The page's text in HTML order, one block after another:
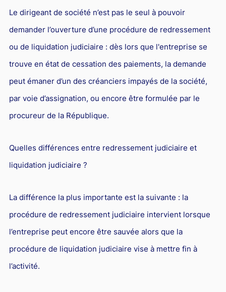
Droit bancaire
Droit du sport
Le dirigeant de société n’est pas le seul à pouvoir
demander l’ouverture d’une procédure de redressement
ou de liquidation judiciaire : dès lors que l'entreprise se
trouve en état de cessation des paiements, la demande
peut émaner d’un des créanciers impayés de la société,
par voie d’assignation, ou encore être formulée par le
procureur de la République.
Quelles différences entre redressement judiciaire et
liquidation judiciaire ?
La différence la plus importante est la suivante : la
procédure de redressement judiciaire intervient lorsque
l’entreprise peut encore être sauvée alors que la
procédure de liquidation judiciaire vise à mettre fin à
l’activité.